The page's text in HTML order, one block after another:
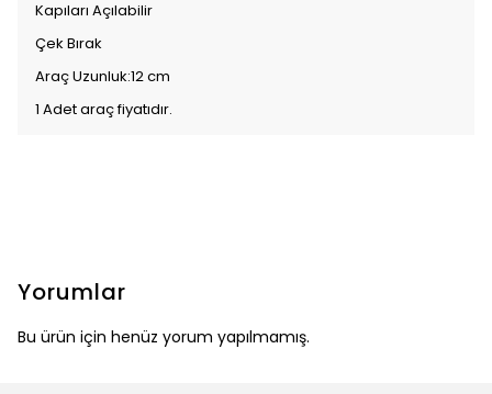
Kapıları Açılabilir
Çek Bırak
Araç Uzunluk:12 cm
1 Adet araç fiyatıdır.
Yorumlar
Bu ürün için henüz yorum yapılmamış.